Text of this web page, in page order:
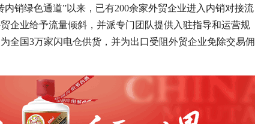
销绿色通道”以来，已有200余家外贸企业进入内销对接流
企业给予流量倾斜，并派专门团队提供入驻指导和运营规
全国3万家闪电仓供货，并为出口受阻外贸企业免除交易佣